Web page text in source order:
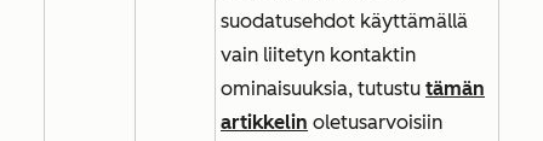
suodatusehdot käyttämällä
vain liitetyn kontaktin
ominaisuuksia, tutustu tämän
artikkelin oletusarvoisiin